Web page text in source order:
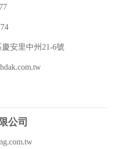
安里中州21-6號
公司